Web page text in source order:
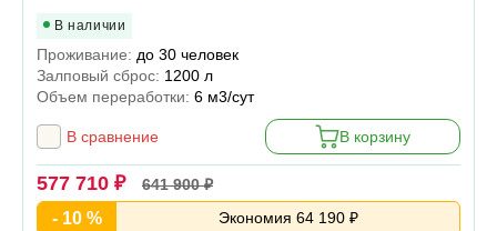
В наличии
Проживание: до 30 человек
Залповый сброс: 1200 л
Объем переработки: 6 м3/сут
В сравнение В корзину
577 710 ₽ 641 900 ₽
- 10 % Экономия 64 190 ₽